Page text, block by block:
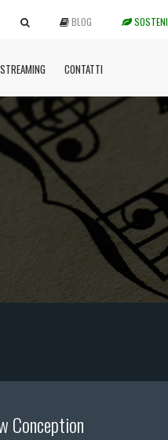
BLOG
STREAMING CONTATTI
Conception